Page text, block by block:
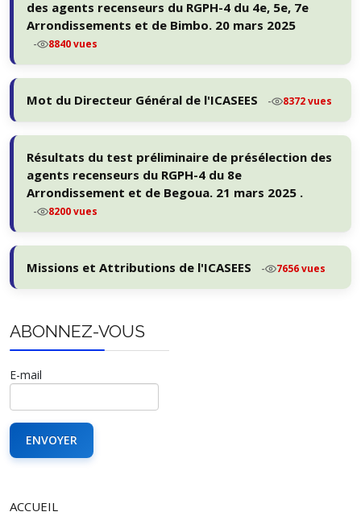
des agents recenseurs du RGPH-4 du 4e, 5e, 7e
Arrondissements et de Bimbo. 20 mars 2025
- 8840 vues
Mot du Directeur Général de l'ICASEES - 8372 vues
Résultats du test préliminaire de présélection des
agents recenseurs du RGPH-4 du 8e
Arrondissement et de Begoua. 21 mars 2025 .
- 8200 vues
Missions et Attributions de l'ICASEES - 7656 vues
ABONNEZ-VOUS
E-mail
ACCUEIL